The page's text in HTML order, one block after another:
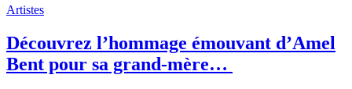
Artistes
Découvrez l’hommage émouvant d’Amel
Bent pour sa grand-mère…